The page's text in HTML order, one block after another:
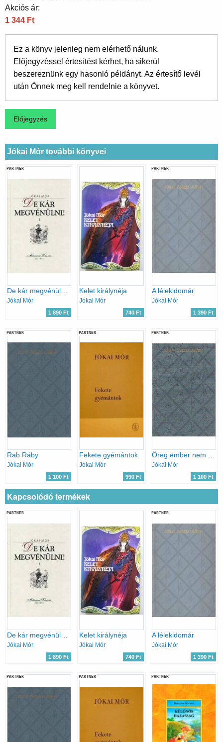
Akciós ár:
1 344 Ft
Ez a könyv jelenleg nem elérhető nálunk.
Előjegyzéssel értesítést kérhet, ha sikerül
beszereznünk egy hasonló példányt. Az értesítő levél
után Önnek meg kell rendelnie a könyvet.
Jókai Mór további könyvei
PARTNER
Jókai Mór
1 890 Ft
Kelet királynéja
Jókai Mór
740 Ft
PARTNER
A lélekidomár
Jókai Mór
1 390 Ft
PARTNER
Rab Ráby
Jókai Mór
1 100 Ft
PARTNER
Fekete gyémántok
Jókai Mór
990 Ft
PARTNER
Jókai Mór
1 100 Ft
Kapcsolódó termékek
PARTNER
Jókai Mór
1 890 Ft
Kelet királynéja
Jókai Mór
740 Ft
PARTNER
A lélekidomár
Jókai Mór
1 390 Ft
PARTNER PARTNER PARTNER